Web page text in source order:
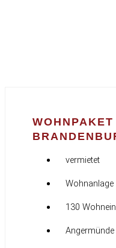
vermietet
Wohnanlage
130
Angermünde